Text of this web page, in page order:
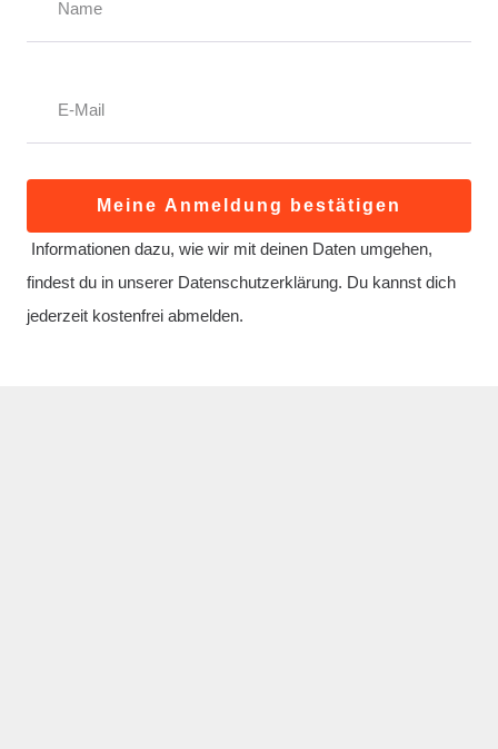
Meine Anmeldung bestätigen
Informationen dazu, wie wir mit deinen Daten umgehen,
findest du in unserer Datenschutzerklärung. Du kannst dich
jederzeit kostenfrei abmelden.